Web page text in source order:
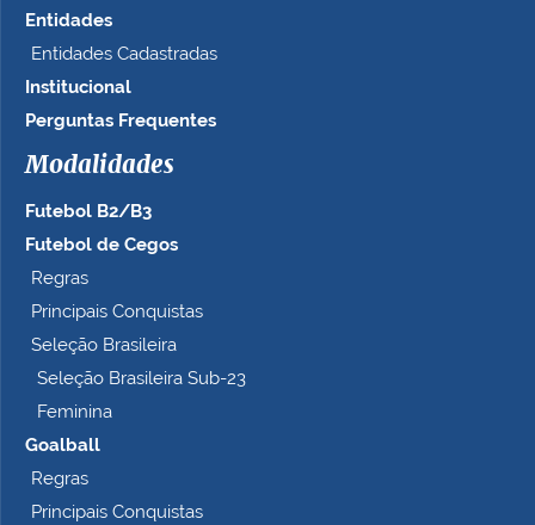
Entidades
Entidades Cadastradas
Institucional
Perguntas Frequentes
Modalidades
Futebol B2/B3
Futebol de Cegos
Regras
Principais Conquistas
Seleção Brasileira
Seleção Brasileira Sub-23
Feminina
Goalball
Regras
Principais Conquistas